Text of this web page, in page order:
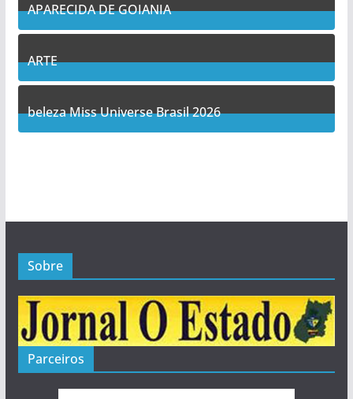
APARECIDA DE GOIANIA
13Posts
ARTE
5Posts
beleza Miss Universe Brasil 2026
Sobre
Parceiros